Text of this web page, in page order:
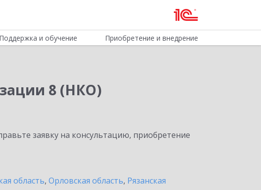
Поддержка и обучение Приобретение и внедрение
8 (НКО)
заявку на консультацию, приобретение
область, Орловская область, Рязанская